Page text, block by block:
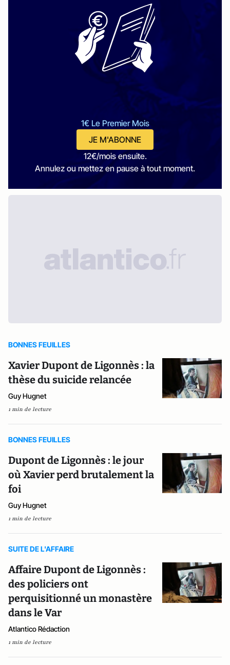
1€ Le Premier Mois
JE M'ABONNE
12€/mois ensuite.
Annulez ou mettez en pause à tout moment.
BONNES FEUILLES
Xavier Dupont de Ligonnès : la
thèse du suicide relancée
Guy Hugnet
1 min de lecture
BONNES FEUILLES
Dupont de Ligonnès : le jour
où Xavier perd brutalement la
foi
Guy Hugnet
1 min de lecture
SUITE DE L'AFFAIRE
Affaire Dupont de Ligonnès :
des policiers ont
perquisitionné un monastère
dans le Var
Atlantico Rédaction
1 min de lecture